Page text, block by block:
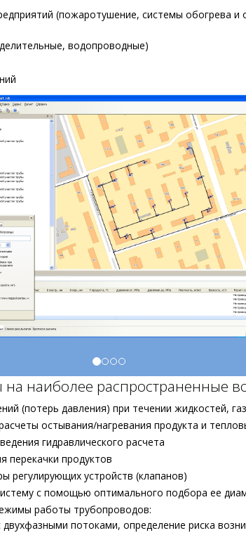
(пожаротушение, системы обогрева
водопроводные)
наиболее распространенные
(потерь давления) при течении жидкостей,
остывания/нагревания продукта и
гидравлического расчета
перекачки продуктов
регулирующих устройств (клапанов)
с помощью оптимального подбора ее
работы трубопроводов:
потоками, определение риска